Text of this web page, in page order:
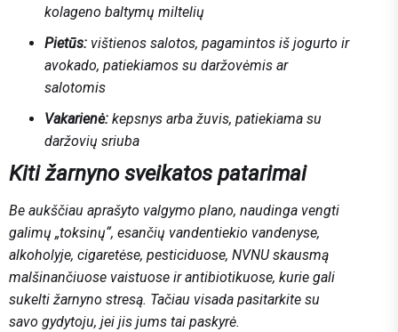
kolageno baltymų miltelių
Pietūs: vištienos salotos, pagamintos iš jogurto ir
avokado, patiekiamos su daržovėmis ar
salotomis
Vakarienė: kepsnys arba žuvis, patiekiama su
daržovių sriuba
Kiti žarnyno sveikatos patarimai
Be aukščiau aprašyto valgymo plano, naudinga vengti
galimų „toksinų“, esančių vandentiekio vandenyse,
alkoholyje, cigaretėse, pesticiduose, NVNU skausmą
malšinančiuose vaistuose ir antibiotikuose, kurie gali
sukelti žarnyno stresą. Tačiau visada pasitarkite su
savo gydytoju, jei jis jums tai paskyrė.